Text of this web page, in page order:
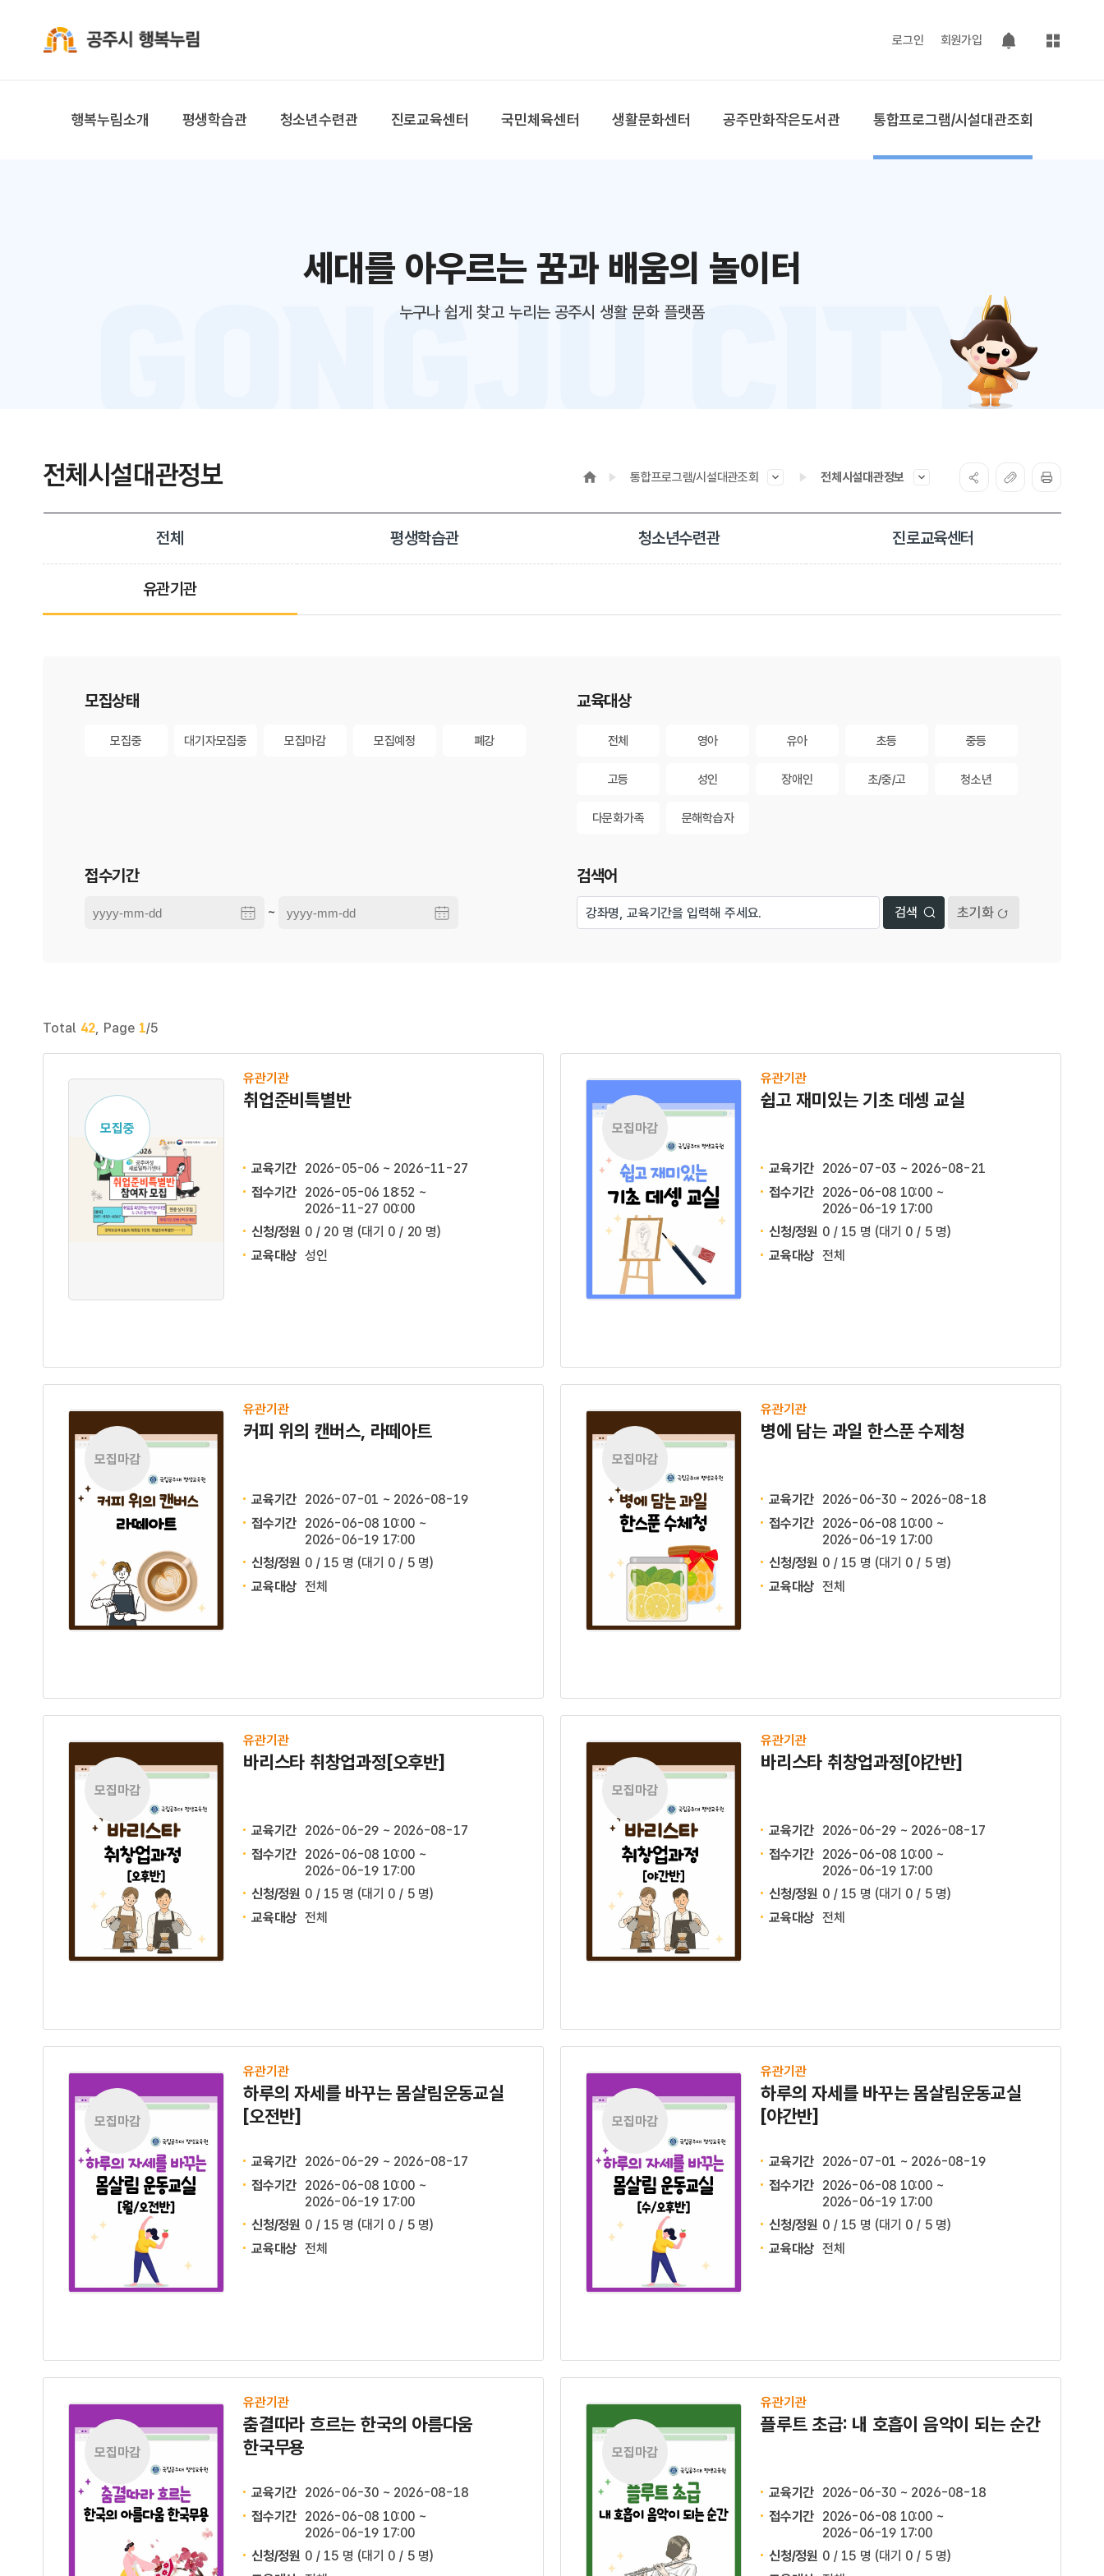
로그인 회원가입
팝업 열기
사이트맵
행복누림소개 평생학습관 청소년수련관 진로교육센터 국민체육센터 생활문화센터 공주만화작은도서관 통합프로그램/시설대관조회
세대를 아우르는 꿈과 배움의 놀이터
누구나 쉽게 찾고 누리는 공주시 생활 문화 플랫폼
전체시설대관정보 통합프로그램/시설대관조회 전체시설대관정보
전체 평생학습관 청소년수련관 진로교육센터
유관기관
모집상태
모집중모집중 대기자모집중
대기자모집중 모집마감
모집마감 모집예정
모집예정 폐강
교육대상
전체 영아 유아 초등 중등
고등 성인 장애인장애인 초/중/고초/중/고 청소년청소년
다문화가족
다문화가족 문해학습자
문해학습자
접수기간
~
검색어
초기화
Total 42, Page 1/5
모집중
유관기관
취업준비특별반
교육기간 2026-05-06 ~ 2026-11-27
접수기간 2026-05-06 18:52 ~
2026-11-27 00:00
신청/정원 0 / 20 명 (대기 0 / 20 명)
교육대상 성인
모집마감
유관기관
쉽고 재미있는 기초 데셍 교실
교육기간 2026-07-03 ~ 2026-08-21
접수기간 2026-06-08 10:00 ~
2026-06-19 17:00
신청/정원 0 / 15 명 (대기 0 / 5 명)
교육대상 전체
모집마감
유관기관
커피 위의 캔버스, 라떼아트
교육기간 2026-07-01 ~ 2026-08-19
접수기간 2026-06-08 10:00 ~
2026-06-19 17:00
신청/정원 0 / 15 명 (대기 0 / 5 명)
교육대상 전체
모집마감
유관기관
병에 담는 과일 한스푼 수제청
교육기간 2026-06-30 ~ 2026-08-18
접수기간 2026-06-08 10:00 ~
2026-06-19 17:00
신청/정원 0 / 15 명 (대기 0 / 5 명)
교육대상 전체
모집마감
유관기관
바리스타 취창업과정[오후반]
교육기간 2026-06-29 ~ 2026-08-17
접수기간 2026-06-08 10:00 ~
2026-06-19 17:00
신청/정원 0 / 15 명 (대기 0 / 5 명)
교육대상 전체
모집마감
유관기관
바리스타 취창업과정[야간반]
교육기간 2026-06-29 ~ 2026-08-17
접수기간 2026-06-08 10:00 ~
2026-06-19 17:00
신청/정원 0 / 15 명 (대기 0 / 5 명)
교육대상 전체
모집마감
유관기관
하루의 자세를 바꾸는 몸살림운동교실
[오전반]
교육기간 2026-06-29 ~ 2026-08-17
접수기간 2026-06-08 10:00 ~
2026-06-19 17:00
신청/정원 0 / 15 명 (대기 0 / 5 명)
교육대상 전체
모집마감
유관기관
하루의 자세를 바꾸는 몸살림운동교실
[야간반]
교육기간 2026-07-01 ~ 2026-08-19
접수기간 2026-06-08 10:00 ~
2026-06-19 17:00
신청/정원 0 / 15 명 (대기 0 / 5 명)
교육대상 전체
모집마감
유관기관
춤결따라 흐르는 한국의 아름다움
한국무용
교육기간 2026-06-30 ~ 2026-08-18
접수기간 2026-06-08 10:00 ~
2026-06-19 17:00
신청/정원 0 / 15 명 (대기 0 / 5 명)
모집마감
유관기관
플루트 초급: 내 호흡이 음악이 되는 순간
교육기간 2026-06-30 ~ 2026-08-18
접수기간 2026-06-08 10:00 ~
2026-06-19 17:00
신청/정원 0 / 15 명 (대기 0 / 5 명)